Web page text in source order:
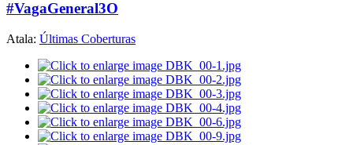
#VagaGeneral3O
Atala: Últimas Coberturas